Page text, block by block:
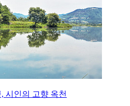
시인의 고향 옥천